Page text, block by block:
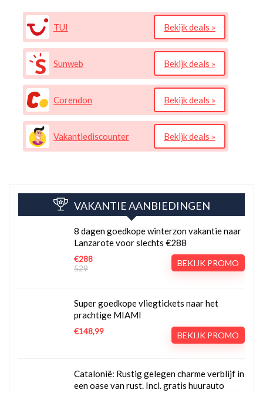
TUI Bekijk deals »
Sunweb Bekijk deals »
Corendon Bekijk deals »
Vakantiediscounter Bekijk deals »
VAKANTIE AANBIEDINGEN
8 dagen goedkope winterzon vakantie naar
Lanzarote voor slechts €288
€288
529
BEKIJK PROMO
Super goedkope vliegtickets naar het
prachtige MIAMI
€148,99 BEKIJK PROMO
Catalonië: Rustig gelegen charme verblijf in
een oase van rust. Incl. gratis huurauto